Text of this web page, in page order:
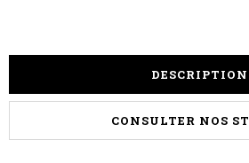
DESCRIPTION
CONSULTER NOS